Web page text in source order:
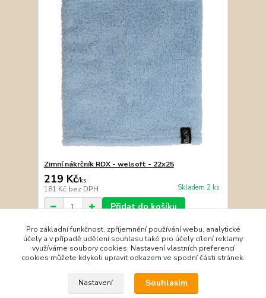
Zimní nákrčník RDX - welsoft - 22x25
219 Kč/ks
181 Kč bez DPH Skladem 2 ks
Přidat do košíku
strana z 1
Pro základní funkčnost, zpříjemnění používání webu, analytické
účely a v případě udělení souhlasu také pro účely cílení reklamy
využíváme soubory cookies. Nastavení vlastních preferencí
cookies můžete kdykoli upravit odkazem ve spodní části stránek.
Nastavení Souhlasím